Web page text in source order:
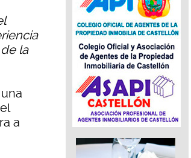
la
a